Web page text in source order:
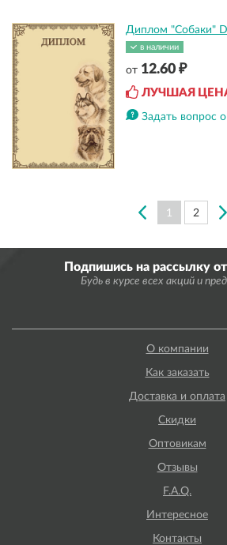
Диплом "Собаки"
в наличии
от12.60 ₽
ЛУЧШАЯ
Задать вопрос
1 2
Подпишись на рассылку
Будь в курсе всех акций и
О компании
Как заказать
Доставка и оплата
Скидки
Оптовикам
Отзывы
F.A.Q.
Интересное
Контакты